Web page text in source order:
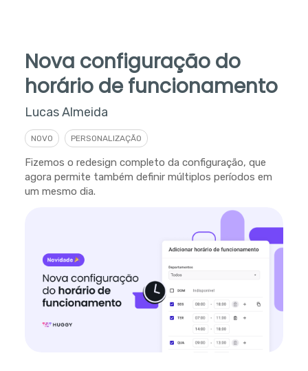
Nova configuração do
horário de funcionamento
Lucas Almeida
NOVO PERSONALIZAÇÃO
Fizemos o redesign completo da configuração, que
agora permite também definir múltiplos períodos em
um mesmo dia.